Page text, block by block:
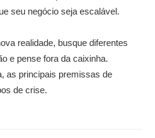
seu negócio seja escalável.
realidade, busque diferentes
e pense fora da caixinha.
as principais premissas de
de crise.